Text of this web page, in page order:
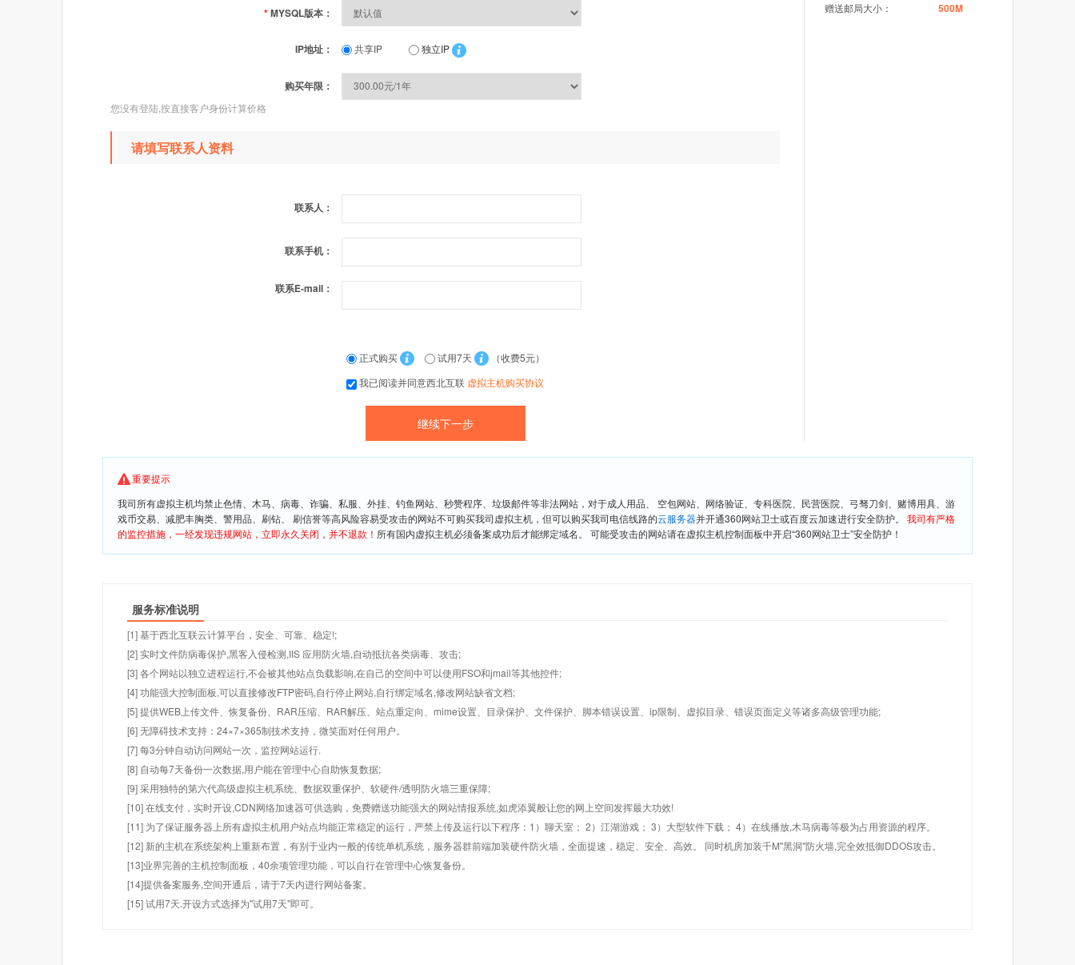
赠送邮局大小： 500M
*MYSQL版本：
IP地址： 共享IP 独立IP
购买年限：
您没有登陆,按直接客户身份计算价格
请填写联系人资料
联系人：
联系手机：
联系E-mail：
正式购买 试用7天
（收费5元）
我已阅读并同意西北互联 虚拟主机购买协议
重要提示
我司所有虚拟主机均禁止色情、木马、病毒、诈骗、私服、外挂、钓鱼网站、秒赞程序、垃圾邮件等非法网站，对于成人用品、 空包网站、网络验证、专科医院、民营医院、弓驽刀剑、赌博用具、游
戏币交易、减肥丰胸类、警用品、刷钻、 刷信誉等高风险容易受攻击的网站不可购买我司虚拟主机，但可以购买我司电信线路的云服务器并开通360网站卫士或百度云加速进行安全防护。 我司有严格
的监控措施，一经发现违规网站，立即永久关闭，并不退款！ 所有国内虚拟主机必须备案成功后才能绑定域名。 可能受攻击的网站请在虚拟主机控制面板中开启“360网站卫士”安全防护！
服务标准说明
[1] 基于西北互联云计算平台，安全、可靠、稳定!;
[2] 实时文件防病毒保护,黑客入侵检测,IIS 应用防火墙,自动抵抗各类病毒、攻击;
[3] 各个网站以独立进程运行,不会被其他站点负载影响,在自己的空间中可以使用FSO和jmail等其他控件;
[4] 功能强大控制面板,可以直接修改FTP密码,自行停止网站,自行绑定域名,修改网站缺省文档;
[5] 提供WEB上传文件、恢复备份、RAR压缩、RAR解压、站点重定向、mime设置、目录保护、文件保护、脚本错误设置、ip限制、虚拟目录、错误页面定义等诸多高级管理功能;
[6] 无障碍技术支持：24×7×365制技术支持，微笑面对任何用户。
[7] 每3分钟自动访问网站一次，监控网站运行.
[8] 自动每7天备份一次数据,用户能在管理中心自助恢复数据;
[9] 采用独特的第六代高级虚拟主机系统、数据双重保护、软硬件/透明防火墙三重保障;
[10] 在线支付，实时开设,CDN网络加速器可供选购，免费赠送功能强大的网站情报系统,如虎添翼般让您的网上空间发挥最大功效!
[11] 为了保证服务器上所有虚拟主机用户站点均能正常稳定的运行，严禁上传及运行以下程序：1）聊天室； 2）江湖游戏； 3）大型软件下载； 4）在线播放,木马病毒等极为占用资源的程序。
[12] 新的主机在系统架构上重新布置，有别于业内一般的传统单机系统，服务器群前端加装硬件防火墙，全面提速，稳定、安全、高效。 同时机房加装千M"黑洞"防火墙,完全效抵御DDOS攻击。
[13]业界完善的主机控制面板，40余项管理功能，可以自行在管理中心恢复备份。
[14]提供备案服务,空间开通后，请于7天内进行网站备案。
[15] 试用7天.开设方式选择为"试用7天"即可。